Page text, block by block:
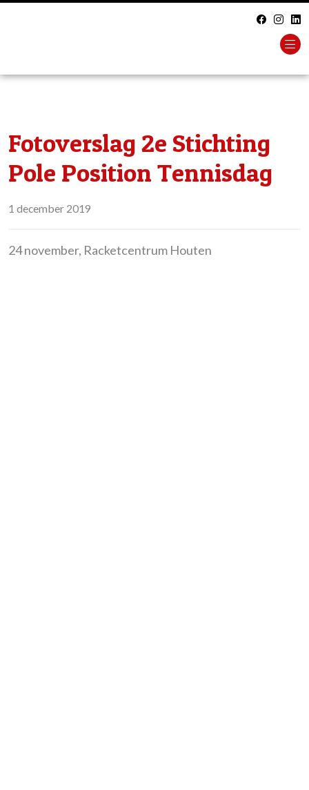
Fotoverslag 2e Stichting
Pole Position Tennisdag
1 december 2019
24 november, Racketcentrum Houten